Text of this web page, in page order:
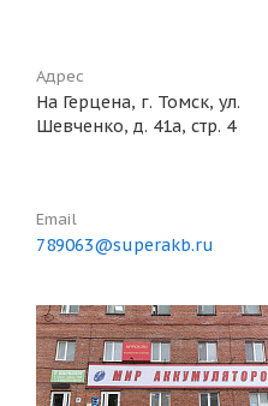
Адрес
На Герцена, г. Томск, ул.
Шевченко, д. 41а, стр. 4
Email
789063@superakb.ru